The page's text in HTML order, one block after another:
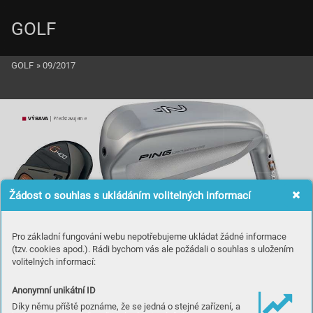
Žádost o souhlas s ukládáním volitelných informací
Pro základní fungování webu nepotřebujeme ukládat žádné informace
(tzv. cookies apod.). Rádi bychom vás ale požádali o souhlas s uložením
volitelných informací:
Anonymní unikátní ID
Díky němu příště poznáme, že se jedná o stejné zařízení, a
VÝBAVA | Představujeme
GOLF
GOLF » 09/2017